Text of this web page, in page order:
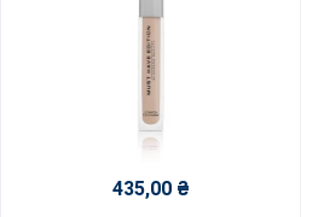
435,00 ₴